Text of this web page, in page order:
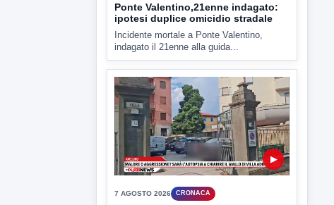
Ponte Valentino,21enne indagato:
ipotesi duplice omicidio stradale
Incidente mortale a Ponte Valentino,
indagato il 21enne alla guida...
▶
7 AGOSTO 2026 CRONACA